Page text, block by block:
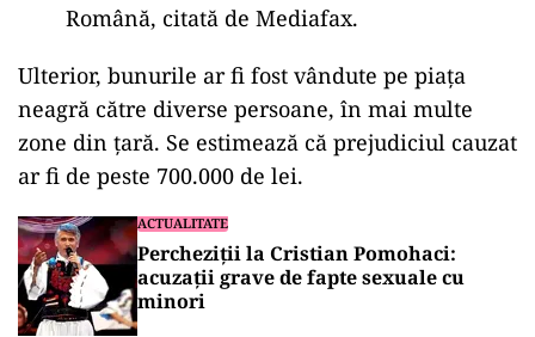
Română, citată de Mediafax.
Ulterior, bunurile ar fi fost vândute pe piața
neagră către diverse persoane, în mai multe
zone din țară. Se estimează că prejudiciul cauzat
ar fi de peste 700.000 de lei.
ACTUALITATE
Percheziții la Cristian Pomohaci:
acuzații grave de fapte sexuale cu
minori